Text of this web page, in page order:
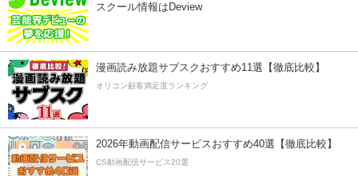
スクール情報はDeview
漫画読み放題サブスクおすすめ11選【徹底比較】
オリコン顧客満足度ランキング
2026年動画配信サービスおすすめ40選【徹底比較】
CS動画配信サービス20選